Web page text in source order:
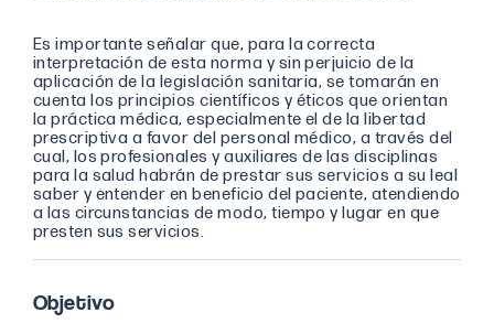
Es importante señalar que, para la correcta
interpretación de esta norma y sin perjuicio de la
aplicación de la legislación sanitaria, se tomarán en
cuenta los principios científicos y éticos que orientan
la práctica médica, especialmente el de la libertad
prescriptiva a favor del personal médico, a través del
cual, los profesionales y auxiliares de las disciplinas
para la salud habrán de prestar sus servicios a su leal
saber y entender en beneficio del paciente, atendiendo
a las circunstancias de modo, tiempo y lugar en que
presten sus servicios.
Objetivo